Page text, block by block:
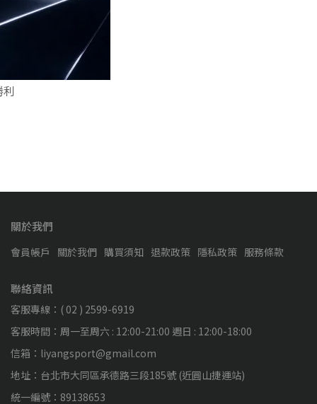
利
關於我們
會員帳戶 關於我們 購買須知 退款政策 隱私政策 服務條款
聯絡資訊
客服專線：( 02 ) 2599-6919
客服時間：周一至周六 : 12:00-21:00 週日 : 12:00-18:00
信箱：liyangsport@gmail.com
地址：台北市大同區承德路三段185號 (近圓山捷運站)
統一編號：89138653